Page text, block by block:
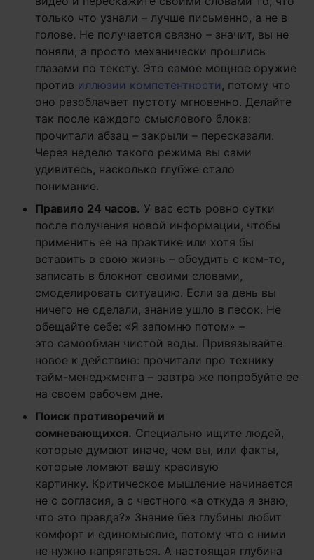
только что узнали – лучше письменно, а не в
голове. Не получается связно – значит, вы не
поняли, а просто механически прошлись
глазами по тексту. Это самое мощное оружие
против иллюзии компетентности , потому что
оно разоблачает пустоту мгновенно. Делайте
так после каждого смыслового блока:
прочитали абзац – закрыли – пересказали.
Через неделю такого режима вы сами
удивитесь, насколько глубже стало
понимание.
Правило 24 часов. У вас есть ровно сутки
после получения новой информации, чтобы
применить ее на практике или хотя бы
вставить в свою жизнь – обсудить с кем-то,
записать в блокнот своими словами,
смоделировать ситуацию. Если за день вы
ничего не сделали, знание ушло в песок. Не
обещайте себе: «Я запомню потом» –
это самообман чистой воды. Привязывайте
новое к действию: прочитали про технику
тайм-менеджмента – завтра же попробуйте ее
на своем рабочем дне.
Поиск противоречий и
сомневающихся. Специально ищите людей,
которые думают иначе, чем вы, или факты,
которые ломают вашу красивую
картинку. Критическое мышление начинается
не с согласия, а с честного «а откуда я знаю,
что это правда?» Знание без глубины любит
комфорт и единомыслие, потому что с ними
не нужно напрягаться. А настоящая глубина